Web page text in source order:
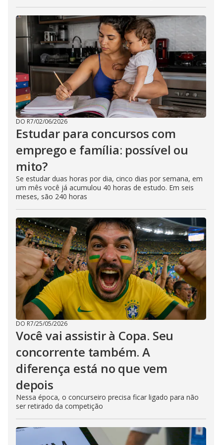
DO R7/02/06/2026
Estudar para concursos com
emprego e família: possível ou
mito?
Se estudar duas horas por dia, cinco dias por semana, em
um mês você já acumulou 40 horas de estudo. Em seis
meses, são 240 horas
DO R7/25/05/2026
Você vai assistir à Copa. Seu
concorrente também. A
diferença está no que vem
depois
Nessa época, o concurseiro precisa ficar ligado para não
ser retirado da competição